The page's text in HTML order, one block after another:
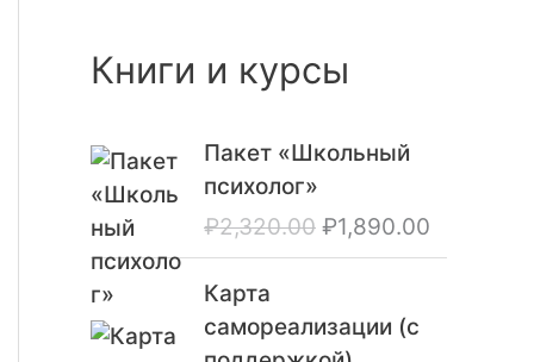
Книги и курсы
Пакет «Школьный
психолог»
₽2,320.00
е
в
а
₽1,890.00
Карта
самореализации (с